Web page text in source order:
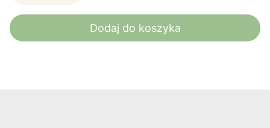
Dodaj do koszyka